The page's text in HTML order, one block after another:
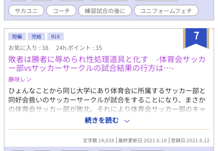
サカユニ
コーチ 練習試合の後に ユニフォームフェチ
7
短編 完結 R18
お気に入り : 38 24h.ポイント : 35
敗者は勝者に辱められ性処理道具と化す -体育会サッカ
ー部vsサッカーサークルの試合結果の行方は…-
藤咲レン
ひょんなことから同じ大学にあり体育会に所属するサッカー部と
同好会扱いのサッカーサークルが試合をすることになり、まさか
の体育会サッカー部が敗北。それにより体育会サッカー部のキャ
プテンを務めるリョウスケを含め部員たちは、サークルのキャプ
テンを務めるユウマたちから辱めを受けることになる。試合後の
プレイ内容というのは・・・・。 あとがき:前半は勝者×敗者によ
るエロ要素満載、最後はちょっと甘々なBLとなっています。
続きを読む
文字数 14,038 最終更新日 2021.6.18 登録日 2021.6.12